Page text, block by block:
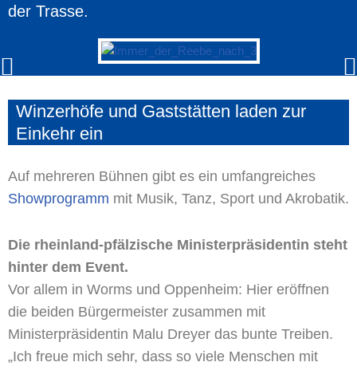
der Trasse.
Winzerhöfe und Gaststätten laden zur
Einkehr ein
Auf mehreren Bühnen gibt es ein umfangreiches
Showprogramm mit Musik, Tanz, Sport und Akrobatik.
Die rheinland-pfälzische Ministerpräsidentin steht
hinter dem Event.
Vor allem in Worms und Oppenheim: Hier eröffnen
die beiden Bürgermeister zusammen mit
Ministerpräsidentin Malu Dreyer das bunte Treiben.
„Ich freue mich sehr, dass so viele Menschen mit